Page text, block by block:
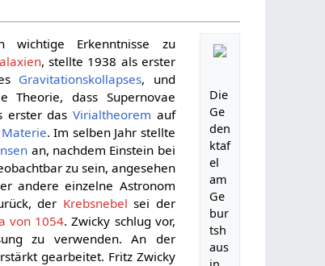
Die
Ge
den
ktaf
el
am
Ge
bur
tsh
aus
wichtige Erkenntnisse zu
, stellte 1938 als erster
Gravitationskollapses, und
Theorie, dass Supernovae
erster dasVirialtheorem auf
. Im selben Jahr stellte
an, nachdem Einstein bei
zu sein, angesehen
andere einzelne Astronom
der Krebsnebel sei der
von 1054. Zwicky schlug vor,
zu verwenden. An der
gearbeitet. Fritz Zwicky